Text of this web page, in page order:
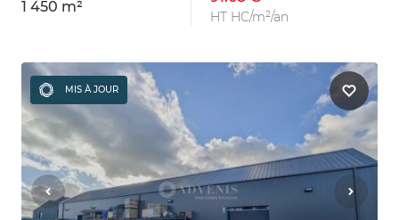
1 450 m²
HT HC/m²/an
MIS À JOUR